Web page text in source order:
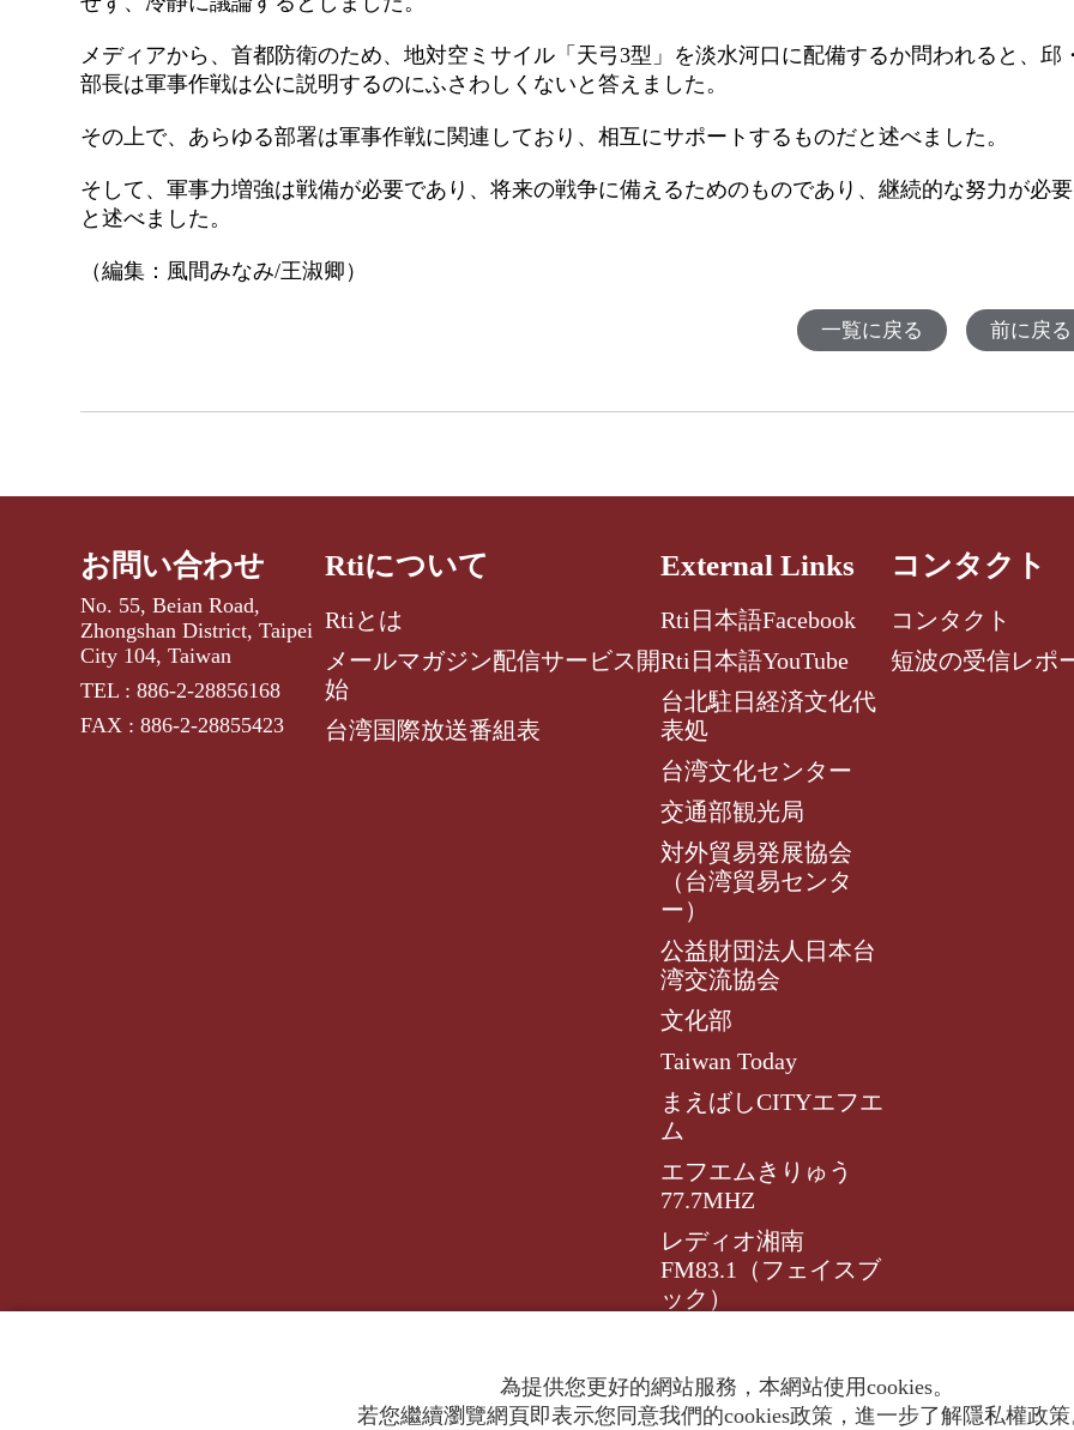
メディアから、首都防衛のため、地対空ミサイル「天弓3型」を淡水河口に配備するか問われると、邱・
部長は軍事作戦は公に説明するのにふさわしくないと答えました。
その上で、あらゆる部署は軍事作戦に関連しており、相互にサポートするものだと述べました。
そして、軍事力増強は戦備が必要であり、将来の戦争に備えるためのものであり、継続的な努力が必
と述べました。
（編集：風間みなみ/王淑卿）
一覧に戻る 前に戻る
お問い合わせ
No. 55, Beian Road,
Zhongshan District, Taipei
City 104, Taiwan
TEL : 886-2-28856168
FAX : 886-2-28855423
Rtiについて
Rtiとは
メールマガジン配信サービス開
始
台湾国際放送番組表
External Links
Rti日本語Facebook
Rti日本語YouTube
台北駐日経済文化代
表処
台湾文化センター
交通部観光局
対外貿易発展協会
（台湾貿易センタ
ー）
公益財団法人日本台
湾交流協会
文化部
Taiwan Today
まえばしCITYエフエ
ム
エフエムきりゅう
77.7MHZ
レディオ湘南
FM83.1（フェイスブ
ック）
コンタクト
コンタクト
短波の受信レポ
為提供您更好的網站服務，本網站使用cookies。
若您繼續瀏覽網頁即表示您同意我們的cookies政策，進一步了解隱私權政策